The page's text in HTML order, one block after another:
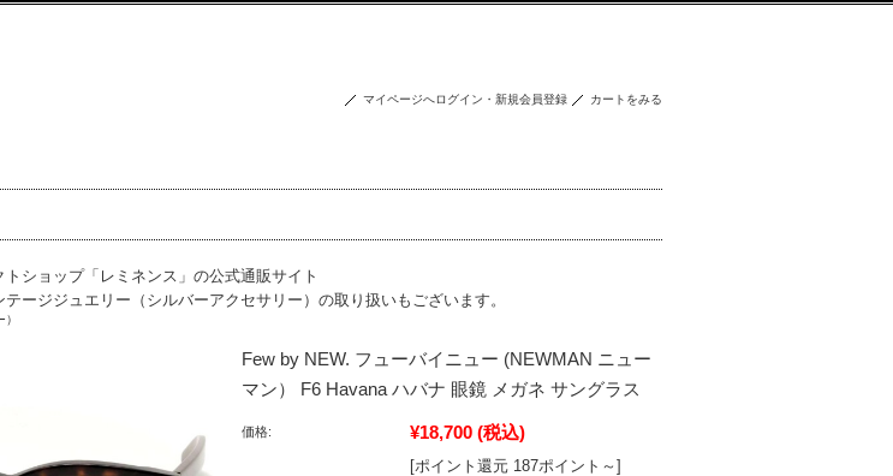
マイページへログイン・新規会員登録 カートをみる
ショップ「レミネンス」の公式通販サイト
ージジュエリー（シルバーアクセサリー）の取り扱いもございます。
Few by NEW. フューバイニュー (NEWMAN ニュー
マン） F6 Havana ハバナ 眼鏡 メガネ サングラス
価格: ¥18,700 (税込)
[ポイント還元 187ポイント～]